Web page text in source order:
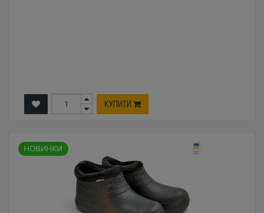
КУПИТИ